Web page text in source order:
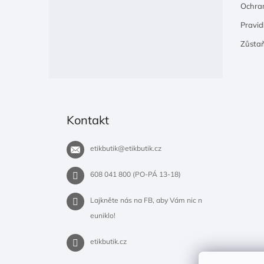
Kontakt
etikbutik@etikbutik.cz
608 041 800 (PO-PÁ 13-18)
Lajkněte nás na FB, aby Vám nic n
euniklo!
etikbutik.cz